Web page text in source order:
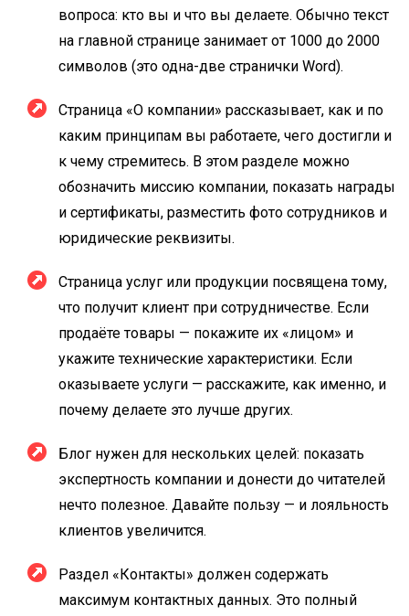
вопроса: кто вы и что вы делаете. Обычно текст
на главной странице занимает от 1000 до 2000
символов (это одна-две странички Word).
Страница «О компании» рассказывает, как и по
каким принципам вы работаете, чего достигли и
к чему стремитесь. В этом разделе можно
обозначить миссию компании, показать награды
и сертификаты, разместить фото сотрудников и
юридические реквизиты.
Страница услуг или продукции посвящена тому,
что получит клиент при сотрудничестве. Если
продаёте товары — покажите их «лицом» и
укажите технические характеристики. Если
оказываете услуги — расскажите, как именно, и
почему делаете это лучше других.
Блог нужен для нескольких целей: показать
экспертность компании и донести до читателей
нечто полезное. Давайте пользу — и лояльность
клиентов увеличится.
Раздел «Контакты» должен содержать
максимум контактных данных. Это полный